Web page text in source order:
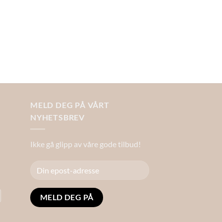
MELD DEG PÅ VÅRT
NYHETSBREV
Ikke gå glipp av våre gode tilbud!